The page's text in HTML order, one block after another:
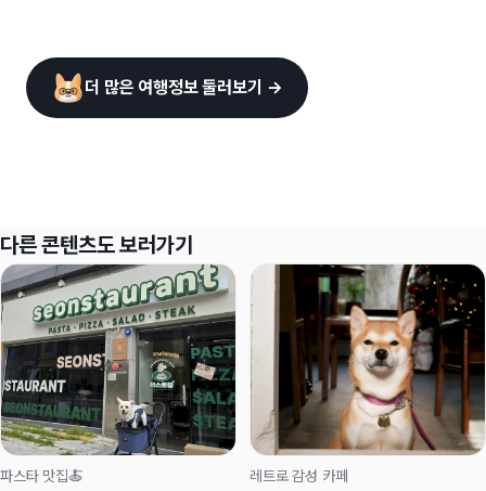
더 많은 여행정보 둘러보기 →
다른 콘텐츠도 보러가기
파스타 맛집🍝 레트로 감성 카페